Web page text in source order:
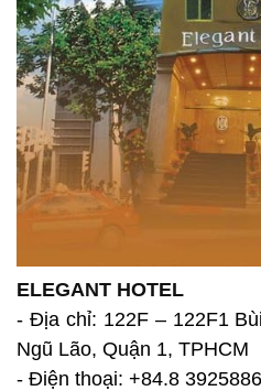
ELEGANT HOTEL
- Địa chỉ: 122F – 122F1
Ngũ Lão, Quận 1, TPHCM
- Điện thoại: +84.8